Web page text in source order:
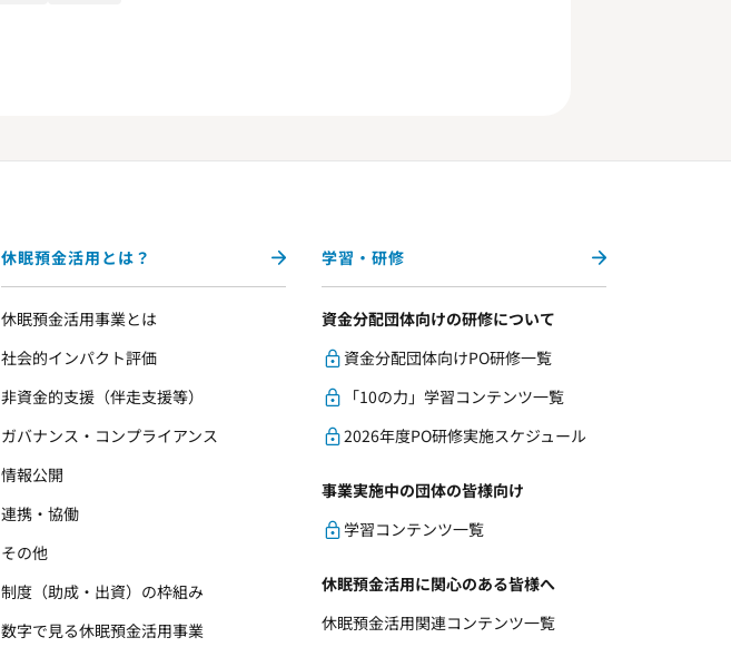
休眠預金活用とは？
休眠預金活用事業とは
社会的インパクト評価
非資金的支援（伴走支援等）
ガバナンス・コンプライアンス
情報公開
連携・協働
その他
制度（助成・出資）の枠組み
数字で見る休眠預金活用事業
学習・研修
資金分配団体向けの研修について
資金分配団体向けPO研修一覧
「10の力」学習コンテンツ一覧
2026年度PO研修実施スケジュール
事業実施中の団体の皆様向け
学習コンテンツ一覧
休眠預金活用に関心のある皆様へ
休眠預金活用関連コンテンツ一覧